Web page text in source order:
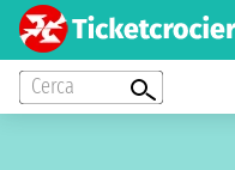
Cerca